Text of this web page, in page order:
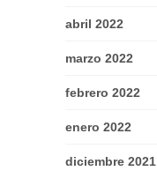
abril 2022
marzo 2022
febrero 2022
enero 2022
diciembre 2021